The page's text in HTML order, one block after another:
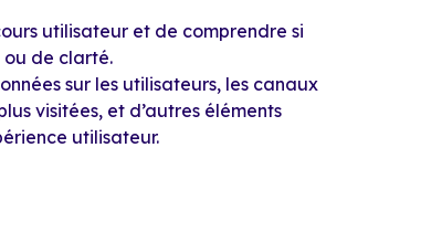
utilisateur et de comprendre si
ou de clarté.
sur les utilisateurs, les canaux
visitées, et d’autres éléments
utilisateur.